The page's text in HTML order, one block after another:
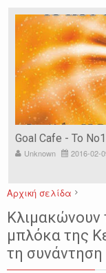
Goal Cafe - Το
Unknown 2016-02-
Αρχική σελίδα
ΑΓΡΟΤΙΚΑ
ΕΙΔΗΣΕΙΣ
Κλιμακώνουν
μπλόκα της
τη
ΤΥΧΑΙΕΣ
Serres Racing
Panserraikos FC
Ikaroi B.C.